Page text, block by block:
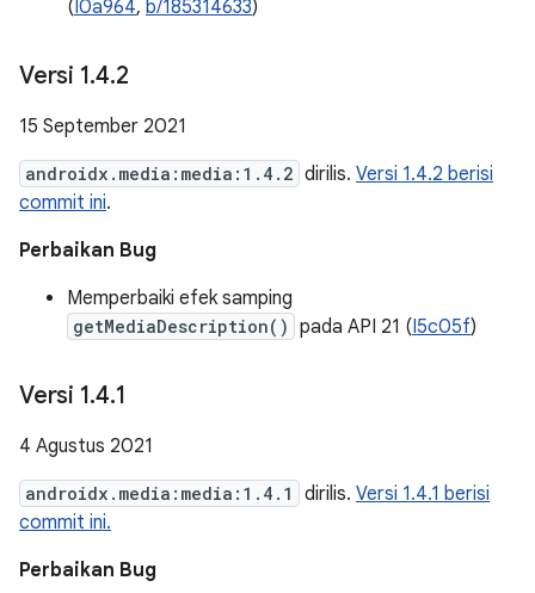
(I0a964, b/185314633)
Versi 1.4.2
15 September 2021
androidx.media:media:1.4.2 dirilis. Versi 1.4.2 berisi
commit ini.
Perbaikan Bug
Memperbaiki efek samping
getMediaDescription() pada API 21 (I5c05f)
Versi 1.4.1
4 Agustus 2021
androidx.media:media:1.4.1 dirilis. Versi 1.4.1 berisi
commit ini.
Perbaikan Bug